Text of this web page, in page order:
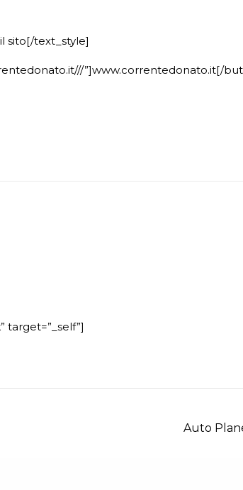
il sito[/text_style]
”]www.correntedonato.it[/
target=”_self”]
Auto